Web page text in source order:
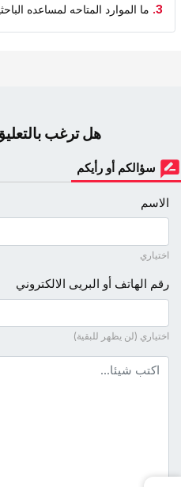
3. ما الموارد المتاحه لمساعده
هل ترغب
سؤالكم أو رأيكم
الاسم
اختياري
رقم الهاتف أو البريى الالكتروني
اختياري (لن يظهر للبقية)
نص التعليق